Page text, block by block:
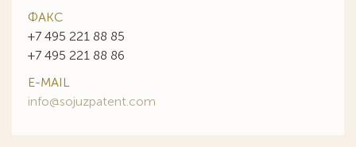
ФАКС
+7 495 221 88 85
+7 495 221 88 86
E-MAIL
info@sojuzpatent.com